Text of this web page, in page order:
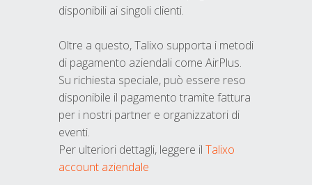
disponibili ai singoli clienti.
Oltre a questo, Talixo supporta i metodi
di pagamento aziendali come AirPlus.
Su richiesta speciale, può essere reso
disponibile il pagamento tramite fattura
per i nostri partner e organizzatori di
eventi.
Per ulteriori dettagli, leggere il Talixo
account aziendale